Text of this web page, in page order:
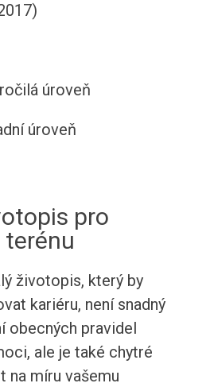
úroveň
úroveň
pro
terénu
životopis, který by
kariéru, není snadný
obecných pravidel
ale je také chytré
na míru vašemu